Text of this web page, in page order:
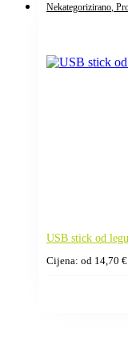
Nekategorizirano ,
USB stick od
Cijena: od 14,70 €